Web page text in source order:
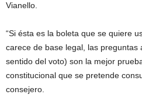
Vianello.
“Si ésta es la boleta que se quiere
carece de base legal, las
sentido del voto) son la mejor
constitucional que se pretende
consejero.